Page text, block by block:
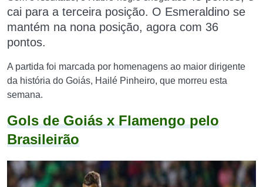
cai para a terceira posição. O Esmeraldino se
mantém na nona posição, agora com 36
pontos.
A partida foi marcada por homenagens ao maior dirigente
da história do Goiás, Hailé Pinheiro, que morreu esta
semana.
Gols de Goiás x Flamengo pelo
Brasileirão